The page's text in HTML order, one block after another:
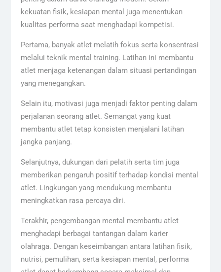
kekuatan fisik, kesiapan mental juga menentukan
kualitas performa saat menghadapi kompetisi.
Pertama, banyak atlet melatih fokus serta konsentrasi
melalui teknik mental training. Latihan ini membantu
atlet menjaga ketenangan dalam situasi pertandingan
yang menegangkan.
Selain itu, motivasi juga menjadi faktor penting dalam
perjalanan seorang atlet. Semangat yang kuat
membantu atlet tetap konsisten menjalani latihan
jangka panjang.
Selanjutnya, dukungan dari pelatih serta tim juga
memberikan pengaruh positif terhadap kondisi mental
atlet. Lingkungan yang mendukung membantu
meningkatkan rasa percaya diri.
Terakhir, pengembangan mental membantu atlet
menghadapi berbagai tantangan dalam karier
olahraga. Dengan keseimbangan antara latihan fisik,
nutrisi, pemulihan, serta kesiapan mental, performa